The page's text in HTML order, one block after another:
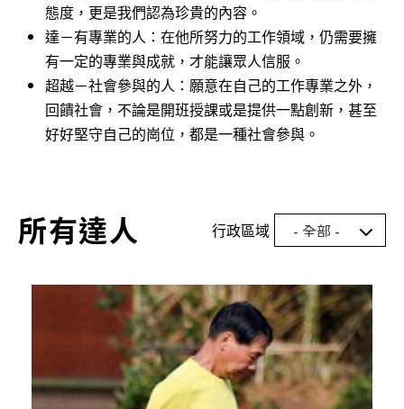
態度，更是我們認為珍貴的內容。
達－有專業的人：在他所努力的工作領域，仍需要擁
有一定的專業與成就，才能讓眾人信服。
超越－社會參與的人：願意在自己的工作專業之外，
回饋社會，不論是開班授課或是提供一點創新，甚至
好好堅守自己的崗位，都是一種社會參與。
所有達人 行政區域